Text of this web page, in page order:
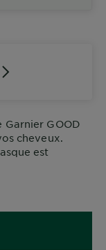
GOOD
cheveux.
est
gris à 100%.
une couleur